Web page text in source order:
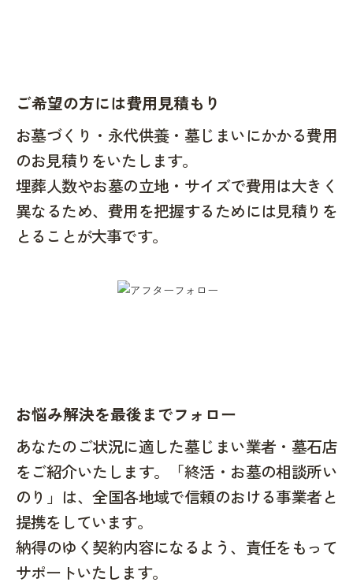
ご希望の方には費用見積もり
お墓づくり・永代供養・墓じまいにかかる費用
のお見積りをいたします。
埋葬人数やお墓の立地・サイズで費用は大きく
異なるため、費用を把握するためには見積りを
とることが大事です。
お悩み解決を最後までフォロー
あなたのご状況に適した墓じまい業者・墓石店
をご紹介いたします。「終活・お墓の相談所い
のり」は、全国各地域で信頼のおける事業者と
提携をしています。
納得のゆく契約内容になるよう、責任をもって
サポートいたします。